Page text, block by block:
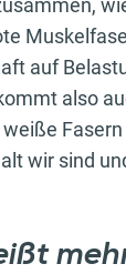
auf
also
wir sind